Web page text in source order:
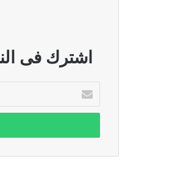
اشترك فى
بريدك
الإلكتروني